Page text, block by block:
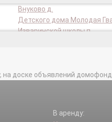
Внуково д.
Детского дома Молодая
Изваринской школы п.
доске объявлений
В аренду: